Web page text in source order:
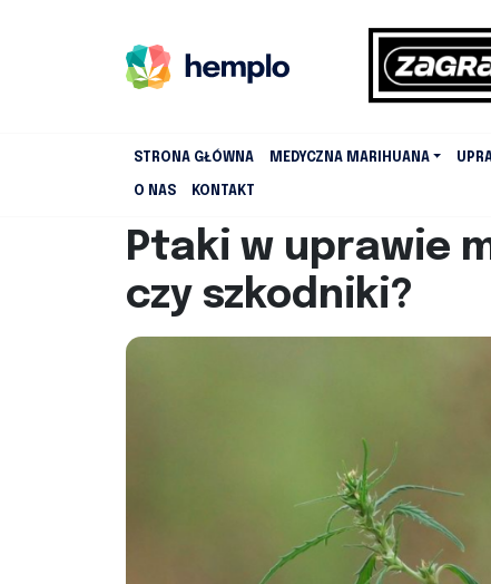
STRONA GŁÓWNA MEDYCZNA MARIHUANA
O NAS KONTAKT
Ptaki w uprawie
czy szkodniki?